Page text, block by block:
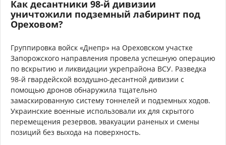
Как десантники 98-й дивизии
уничтожили подземный лабиринт под
Ореховом?
Группировка войск «Днепр» на Ореховском участке
Запорожского направления провела успешную операцию
по вскрытию и ликвидации укрепрайона ВСУ. Разведка
98-й гвардейской воздушно-десантной дивизии с
помощью дронов обнаружила тщательно
замаскированную систему тоннелей и подземных ходов.
Украинские военные использовали их для скрытого
перемещения резервов, эвакуации раненых и смены
позиций без выхода на поверхность.